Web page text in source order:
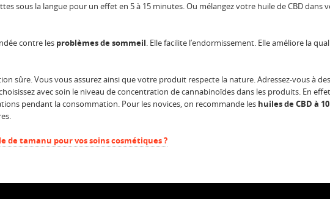
sous la langue pour un effet en 5 à 15 minutes. Ou mélangez votre huile de CBD dans
contre les problèmes de sommeil. Elle facilite l’endormissement. Elle améliore la
sûre. Vous vous assurez ainsi que votre produit respecte la nature. Adressez-vous à
avec soin le niveau de concentration de cannabinoïdes dans les produits. En
pendant la consommation. Pour les novices, on recommande les huiles de CBD à
de tamanu pour vos soins cosmétiques ?